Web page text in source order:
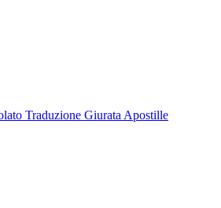
Traduzione Giurata Apostille